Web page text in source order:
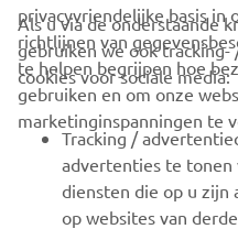
CORPORATE
VOOR BEDRIJVEN
MEER YAMAHA
privacyvriendelijke basis in
richtlijnen van
te helpen begrijpen hoe
gebruiken en om onze
marketinginspanningen te
Als u via de onderstaande
gebruiken we ook
cookies voor sociale media:
Tracking /
advertenties te tonen
diensten die op u zijn
op websites van